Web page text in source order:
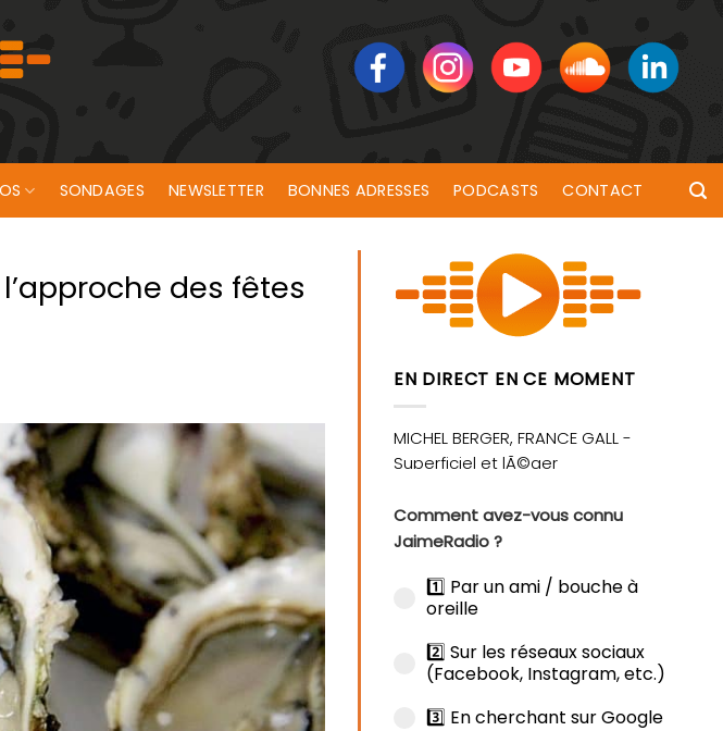
SONDAGES NEWSLETTER BONNES ADRESSES PODCASTS CONTACT
des fêtes
EN DIRECT EN CE MOMENT
Comment avez-vous connu
JaimeRadio ?
1️⃣ Par un ami / bouche à
oreille
2️⃣ Sur les réseaux sociaux
(Facebook, Instagram, etc.)
3️⃣ En cherchant sur Google